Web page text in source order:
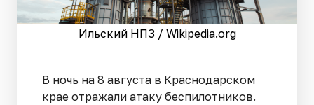
Ильский НПЗ / Wikipedia.org
В ночь на 8 августа в Краснодарском
крае отражали атаку беспилотников.